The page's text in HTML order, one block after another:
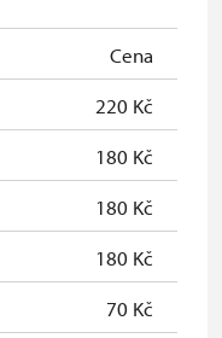
zdarma
zdarma
Cena
220 Kč
180 Kč
180 Kč
180 Kč
70 Kč